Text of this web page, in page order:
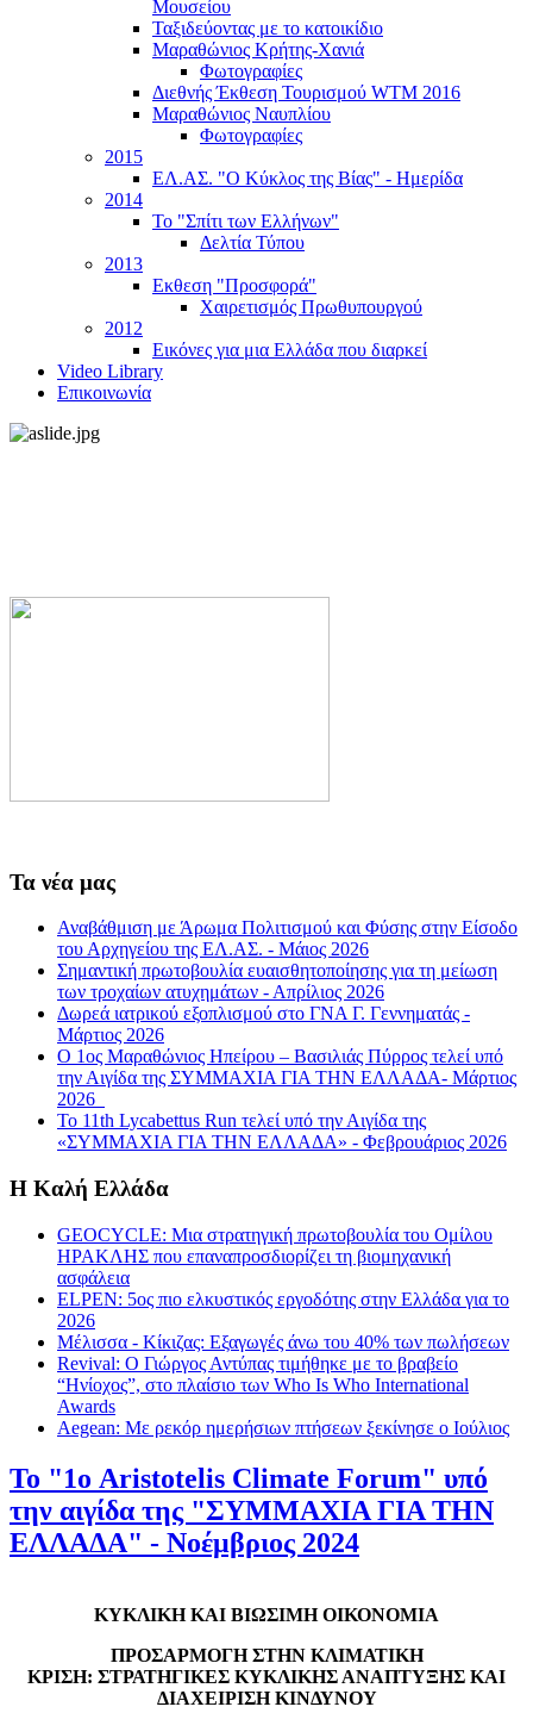
Μουσείου
Ταξιδεύοντας με το κατοικίδιο
Μαραθώνιος Κρήτης-Χανιά
Φωτογραφίες
Διεθνής Έκθεση Τουρισμού WTM 2016
Μαραθώνιος Ναυπλίου
Φωτογραφίες
2015
ΕΛ.ΑΣ. "Ο Κύκλος της Βίας" - Ημερίδα
2014
Το "Σπίτι των Ελλήνων"
Δελτία Τύπου
2013
Εκθεση "Προσφορά"
Χαιρετισμός Πρωθυπουργού
2012
Εικόνες για μια Ελλάδα που διαρκεί
Video Library
Επικοινωνία
Τα νέα μας
Αναβάθμιση με Άρωμα Πολιτισμού και Φύσης στην Είσοδο
του Αρχηγείου της ΕΛ.ΑΣ. - Μάιος 2026
Σημαντική πρωτοβουλία ευαισθητοποίησης για τη μείωση
των τροχαίων ατυχημάτων - Απρίλιος 2026
Δωρεά ιατρικού εξοπλισμού στο ΓΝΑ Γ. Γεννηματάς -
Μάρτιος 2026
Ο 1ος Μαραθώνιος Ηπείρου – Βασιλιάς Πύρρος τελεί υπό
την Αιγίδα της ΣΥΜΜΑΧΙΑ ΓΙΑ ΤΗΝ ΕΛΛΑΔΑ- Μάρτιος
2026
Το 11th Lycabettus Run τελεί υπό την Αιγίδα της
«ΣΥΜΜΑΧΙΑ ΓΙΑ ΤΗΝ ΕΛΛΑΔΑ» - Φεβρουάριος 2026
Η Καλή Ελλάδα
GEOCYCLE: Μια στρατηγική πρωτοβουλία του Ομίλου
ΗΡΑΚΛΗΣ που επαναπροσδιορίζει τη βιομηχανική
ασφάλεια
ΕLPEN: 5ος πιο ελκυστικός εργοδότης στην Ελλάδα για το
2026
Μέλισσα - Κίκιζας: Εξαγωγές άνω του 40% των πωλήσεων
Revival: Ο Γιώργος Αντύπας τιμήθηκε με το βραβείο
“Ηνίοχος”, στο πλαίσιο των Who Is Who International
Awards
Aegean: Με ρεκόρ ημερήσιων πτήσεων ξεκίνησε ο Ιούλιος
Το "1ο Aristotelis Climate Forum" υπό
την αιγίδα της "ΣΥΜΜΑΧΙΑ ΓΙΑ ΤΗΝ
ΕΛΛΑΔΑ" - Νοέμβριος 2024
ΚΥΚΛΙΚΗ ΚΑΙ ΒΙΩΣΙΜΗ ΟΙΚΟΝΟΜΙΑ
ΠΡΟΣΑΡΜΟΓΗ ΣΤΗΝ ΚΛΙΜΑΤΙΚΗ
ΚΡΙΣΗ: ΣΤΡΑΤΗΓΙΚΕΣ ΚΥΚΛΙΚΗΣ ΑΝΑΠΤΥΞΗΣ ΚΑΙ
ΔΙΑΧΕΙΡΙΣΗ ΚΙΝΔΥΝΟΥ